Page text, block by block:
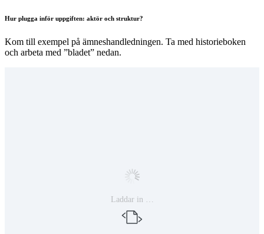
Hur plugga inför uppgiften: aktör och struktur?
Kom till exempel på ämneshandledningen. Ta med historieboken
och arbeta med ”bladet” nedan.
Laddar in …